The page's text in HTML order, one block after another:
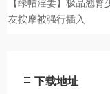
下载地址